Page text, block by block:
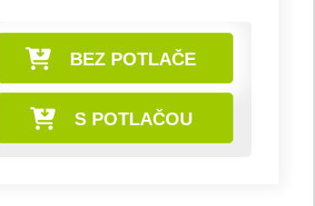
BEZ POTLAČE
S POTLAČOU